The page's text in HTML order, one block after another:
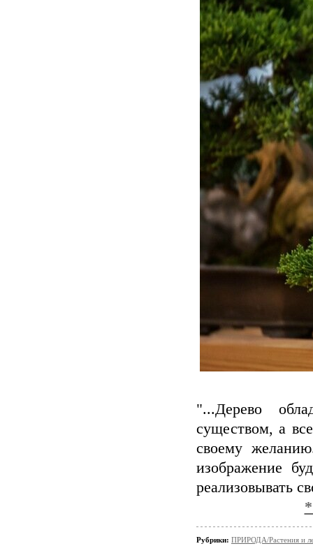
"...Дерево
существом, а
своему
изображение
реализовывать
Рубрики: ПРИРОДА/Растения и